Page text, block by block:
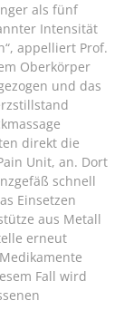
als fünf
Intensität
appelliert Prof.
Oberkörper
und das
direkt die
Unit, an. Dort
schnell
Einsetzen
aus Metall
erneut
Fall wird